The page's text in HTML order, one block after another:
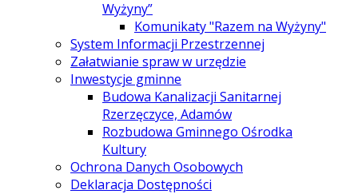
Wyżyny”
Komunikaty "Razem na Wyżyny"
System Informacji Przestrzennej
Załatwianie spraw w urzędzie
Inwestycje gminne
Budowa Kanalizacji Sanitarnej
Rzerzęczyce, Adamów
Rozbudowa Gminnego Ośrodka
Kultury
Ochrona Danych Osobowych
Deklaracja Dostępności